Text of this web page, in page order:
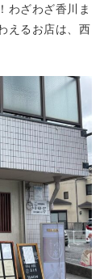
わざわざ香川ま
えるお店は、西